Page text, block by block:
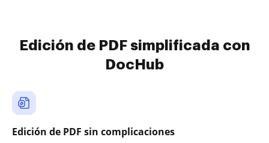
Edición de PDF simplificada con
DocHub
Edición de PDF sin complicaciones